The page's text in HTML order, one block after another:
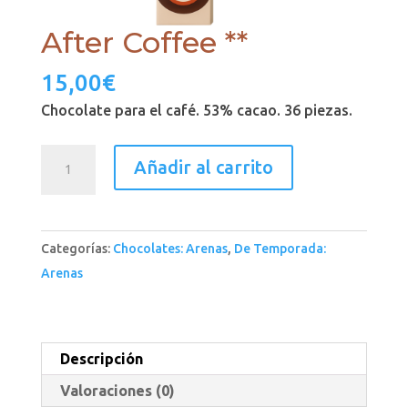
After Coffee **
15,00€
Chocolate para el café. 53% cacao. 36 piezas.
cantidad
Añadir al carrito
Categorías: Chocolates: Arenas, De Temporada:
Arenas
Descripción
Valoraciones (0)